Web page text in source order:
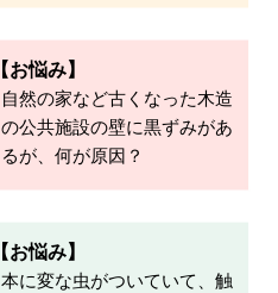
【お悩み】
自然の家など古くなった木造
の公共施設の壁に黒ずみがあ
るが、何が原因？
【お悩み】
本に変な虫がついていて、触